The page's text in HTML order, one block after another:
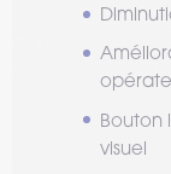
Bouton
visuel